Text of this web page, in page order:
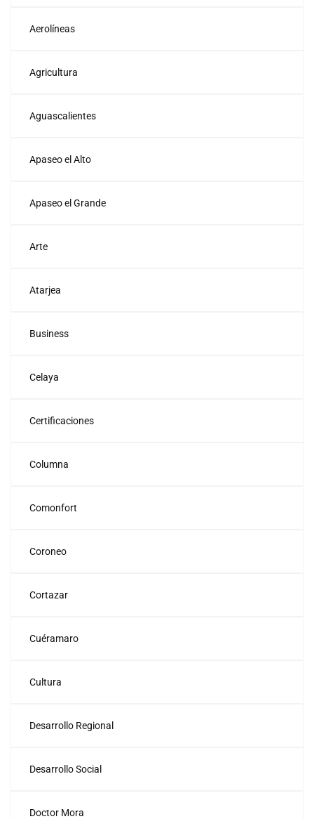
Aerolíneas
Agricultura
Aguascalientes
Apaseo el Alto
Apaseo el Grande
Arte
Atarjea
Business
Celaya
Certificaciones
Columna
Comonfort
Coroneo
Cortazar
Cuéramaro
Cultura
Desarrollo Regional
Desarrollo Social
Doctor Mora